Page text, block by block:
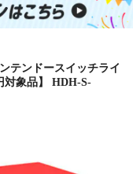
テンドースイッチライ
対象品】 HDH-S-